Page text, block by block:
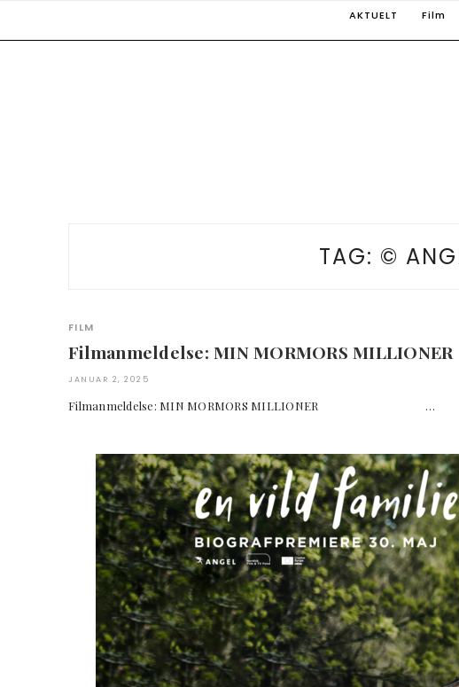
AKTUELT Film
TAG: ©
FILM
Filmanmeldelse: MIN MORMORS MILLIONER
JANUAR 2, 2025
Filmanmeldelse: MIN MORMORS MILLIONER …